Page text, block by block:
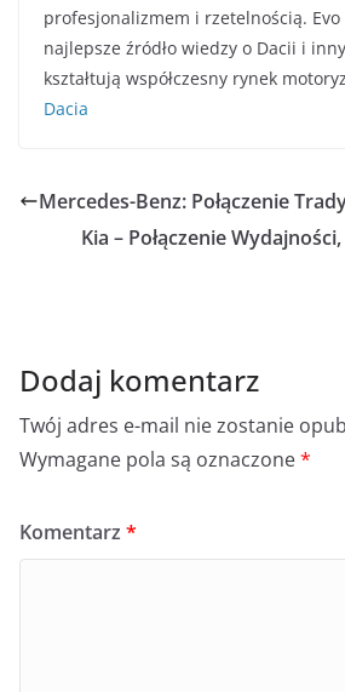
profesjonalizmem i rzetelnością.
najlepsze źródło wiedzy o Dacii i
kształtują współczesny rynek
Dacia
Mercedes-Benz: Połączenie
Kia – Połączenie
Dodaj komentarz
Twój adres e-mail nie zostanie
Wymagane pola są oznaczone*
Komentarz *